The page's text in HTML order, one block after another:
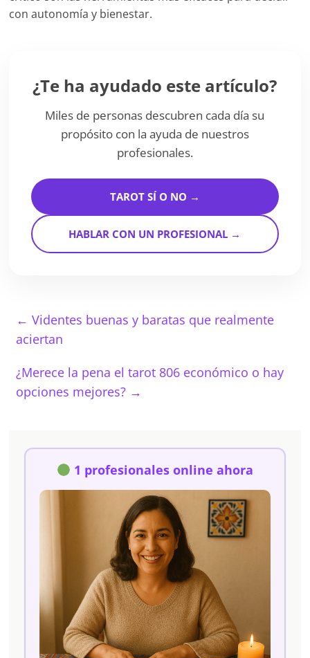
con autonomía y bienestar.
¿Te ha ayudado este artículo?
Miles de personas descubren cada día su
propósito con la ayuda de nuestros
profesionales.
TAROT SÍ O NO →
HABLAR CON UN PROFESIONAL →
← Videntes buenas y baratas que realmente
aciertan
¿Merece la pena el tarot 806 económico o hay
opciones mejores? →
1 profesionales online ahora